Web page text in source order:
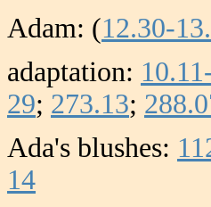
Adam: (12.30-
adaptation:
29; 273.13;
Ada's blushes:
14